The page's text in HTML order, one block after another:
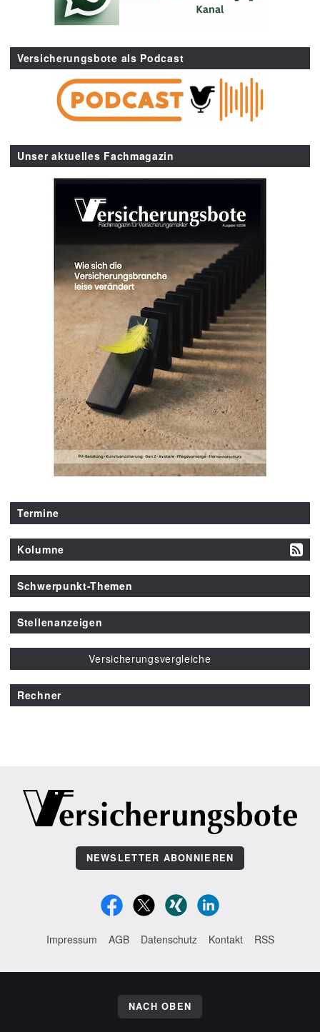
Versicherungsbote als Podcast
Unser aktuelles Fachmagazin
Termine
Kolumne
Schwerpunkt-Themen
Stellenanzeigen
Versicherungsvergleiche
Rechner
NEWSLETTER ABONNIEREN
Impressum AGB Datenschutz Kontakt RSS
NACH OBEN